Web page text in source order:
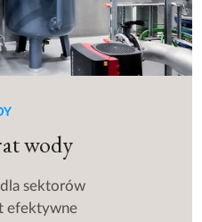
wody
sektorów
efektywne